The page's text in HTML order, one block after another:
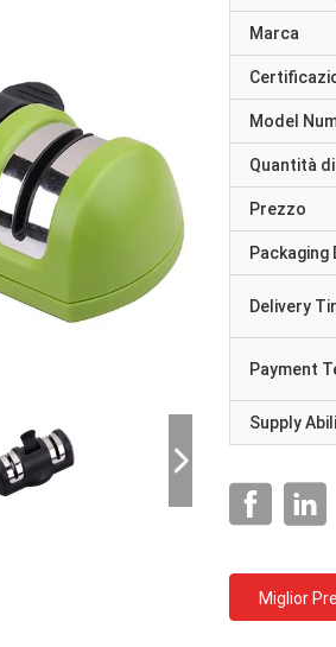
Marca
Model
Quantità
Prezzo
Packaging
Delivery
Payment
Supply
Miglior